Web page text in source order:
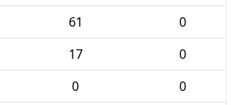
61
0
17
0
0
0